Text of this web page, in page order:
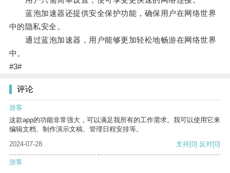
蓝泡加速器还提供安全保护功能，确保用户在网络世界
中的隐私安全。
通过蓝泡加速器，用户能够更加轻松地畅游在网络世界
中。
#3#
评论
游客
这款app的功能非常强大，可以满足我所有的工作需求。我可以使用它来
编辑文档、制作演示文稿、管理日程安排等。
2024-07-28
支持[0] 反对[0]
游客